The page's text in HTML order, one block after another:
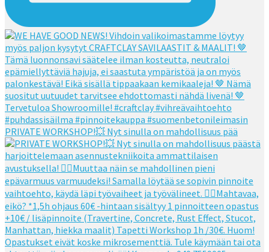
PRIVATE WORKSHOP!💥 Nyt sinulla on mahdollisuus pää